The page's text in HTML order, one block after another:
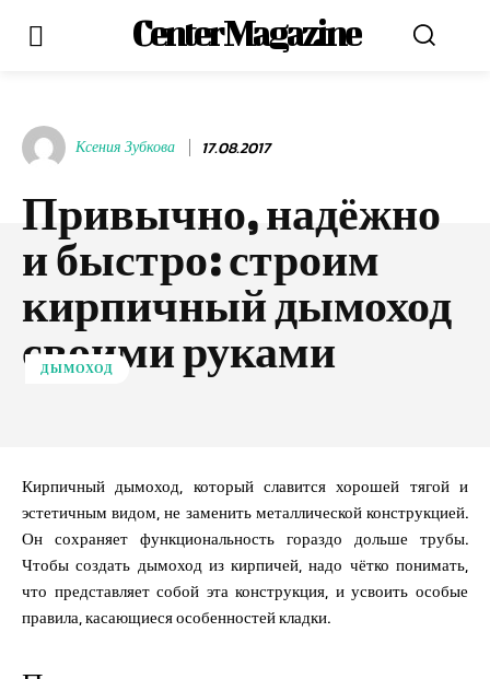
Center Magazine
Ксения Зубкова 17.08.2017
Привычно, надёжно
и быстро: строим
кирпичный дымоход
своими руками
ДЫМОХОД
Кирпичный дымоход, который славится хорошей тягой и
эстетичным видом, не заменить металлической конструкцией.
Он сохраняет функциональность гораздо дольше трубы.
Чтобы создать дымоход из кирпичей, надо чётко понимать,
что представляет собой эта конструкция, и усвоить особые
правила, касающиеся особенностей кладки.